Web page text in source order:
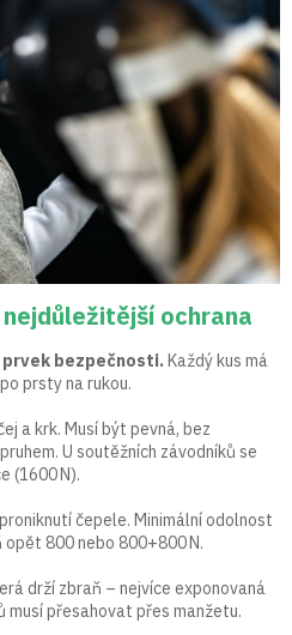
ochrana
prvek bezpečnosti. Každý kus má
prsty na rukou.
a krk. Musí být pevná, bez
U soutěžních závodníků se
(1600 N).
čepele. Minimální odolnost
opět 800 nebo 800+800 N.
drží zbraň – nejvíce exponovaná
musí přesahovat přes manžetu.